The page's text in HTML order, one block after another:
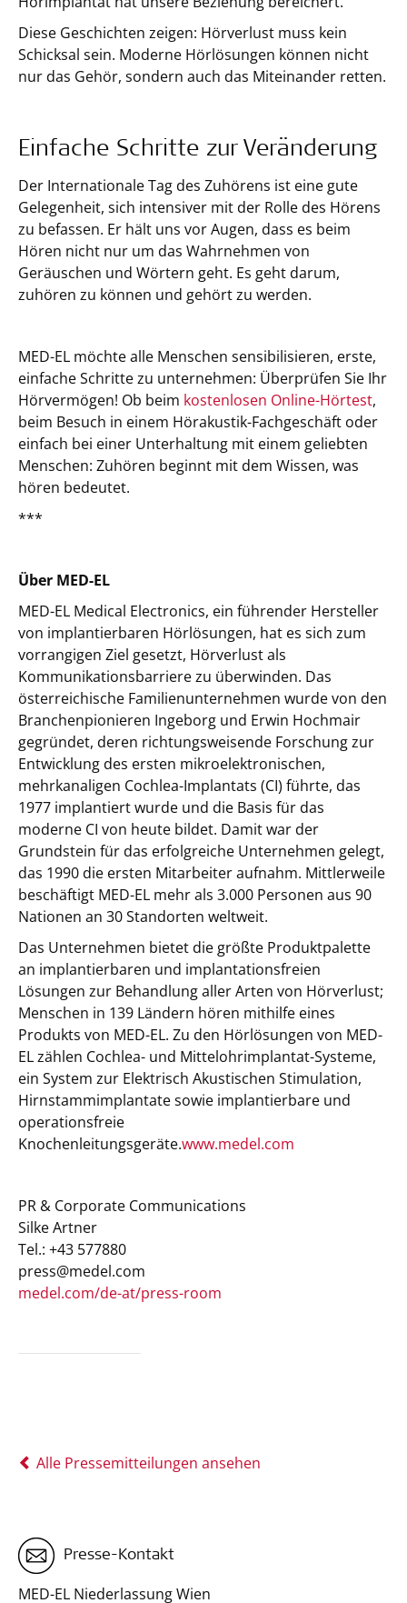
Diese Geschichten zeigen: Hörverlust muss kein
Schicksal sein. Moderne Hörlösungen können nicht
nur das Gehör, sondern auch das Miteinander retten.
Einfache Schritte zur Veränderung
Der Internationale Tag des Zuhörens ist eine gute
Gelegenheit, sich intensiver mit der Rolle des Hörens
zu befassen. Er hält uns vor Augen, dass es beim
Hören nicht nur um das Wahrnehmen von
Geräuschen und Wörtern geht. Es geht darum,
zuhören zu können und gehört zu werden.
MED-EL möchte alle Menschen sensibilisieren, erste,
einfache Schritte zu unternehmen: Überprüfen Sie Ihr
Hörvermögen! Ob beim kostenlosen Online-Hörtest,
beim Besuch in einem Hörakustik-Fachgeschäft oder
einfach bei einer Unterhaltung mit einem geliebten
Menschen: Zuhören beginnt mit dem Wissen, was
hören bedeutet.
***
Über MED-EL
MED-EL Medical Electronics, ein führender Hersteller
von implantierbaren Hörlösungen, hat es sich zum
vorrangigen Ziel gesetzt, Hörverlust als
Kommunikationsbarriere zu überwinden. Das
österreichische Familienunternehmen wurde von den
Branchenpionieren Ingeborg und Erwin Hochmair
gegründet, deren richtungsweisende Forschung zur
Entwicklung des ersten mikroelektronischen,
mehrkanaligen Cochlea-Implantats (CI) führte, das
1977 implantiert wurde und die Basis für das
moderne CI von heute bildet. Damit war der
Grundstein für das erfolgreiche Unternehmen gelegt,
das 1990 die ersten Mitarbeiter aufnahm. Mittlerweile
beschäftigt MED-EL mehr als 3.000 Personen aus 90
Nationen an 30 Standorten weltweit.
Das Unternehmen bietet die größte Produktpalette
an implantierbaren und implantationsfreien
Lösungen zur Behandlung aller Arten von Hörverlust;
Menschen in 139 Ländern hören mithilfe eines
Produkts von MED-EL. Zu den Hörlösungen von MED-
EL zählen Cochlea- und Mittelohrimplantat-Systeme,
ein System zur Elektrisch Akustischen Stimulation,
Hirnstammimplantate sowie implantierbare und
operationsfreie
Knochenleitungsgeräte.www.medel.com
PR & Corporate Communications
Silke Artner
Tel.: +43 577880
press@medel.com
medel.com/de-at/press-room
Alle Pressemitteilungen ansehen
Presse-Kontakt
MED-EL Niederlassung Wien